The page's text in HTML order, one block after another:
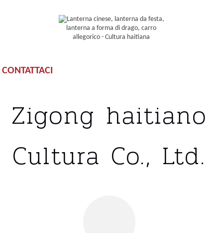
CONTATTACI
Zigong haitiano
Cultura Co., Ltd.